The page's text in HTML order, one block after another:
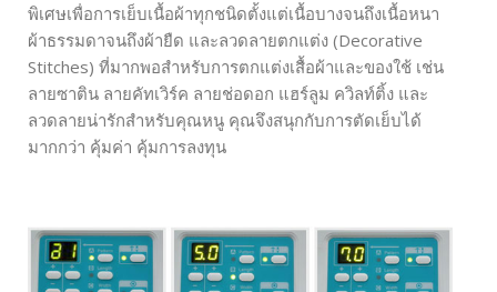
พิเศษเพื่อการเย็บเนื้อผ้าทุกชนิดตั้งแต่เนื้อบางจนถึงเนื้อหนา
ผ้าธรรมดาจนถึงผ้ายืด และลวดลายตกแต่ง (Decorative
Stitches) ที่มากพอสำหรับการตกแต่งเสื้อผ้าและของใช้ เช่น
ลายซาติน ลายคัทเวิร์ค ลายช่อดอก แฮร์ลูม ควิลท์ติ้ง และ
ลวดลายน่ารักสำหรับคุณหนู คุณจึงสนุกกับการตัดเย็บได้
มากกว่า คุ้มค่า คุ้มการลงทุน